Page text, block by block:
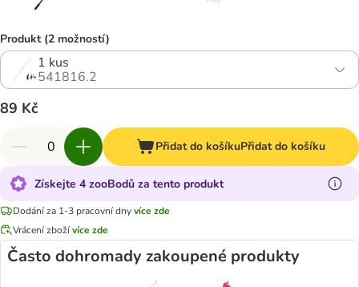
Produkt (2 možností)
1 kus
541816.2
89 Kč
Přidat do košíkuPřidat do košíku
Získejte 4 zooBodů za tento produkt
Dodání za 1-3 pracovní dnyvíce zde
Vrácení zbožívíce zde
Často dohromady zakoupené produkty